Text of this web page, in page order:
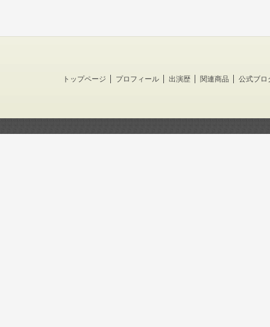
トップページ プロフィール 出演歴 関連商品 公式ブロ